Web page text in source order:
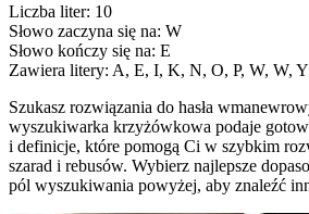
Liczba liter: 10
Słowo zaczyna się na: W
Słowo kończy się na: E
Zawiera litery: A, E, I, K, N, O, P, W, W, Y
Szukasz rozwiązania do hasła
wyszukiwarka krzyżówkowa podaje
i definicje, które pomogą Ci w szybkim
szarad i rebusów. Wybierz najlepsze
pól wyszukiwania powyżej, aby znaleźć